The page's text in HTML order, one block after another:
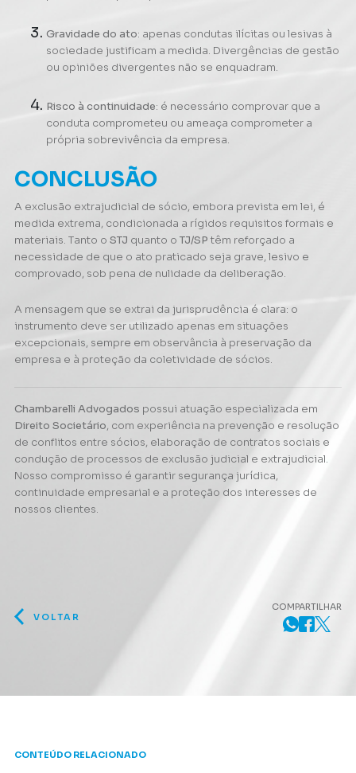
Gravidade do ato: apenas condutas ilícitas ou lesivas à
sociedade justificam a medida. Divergências de gestão
ou opiniões divergentes não se enquadram.
Risco à continuidade: é necessário comprovar que a
conduta comprometeu ou ameaça comprometer a
própria sobrevivência da empresa.
CONCLUSÃO
A exclusão extrajudicial de sócio, embora prevista em lei, é
medida extrema, condicionada a rígidos requisitos formais e
materiais. Tanto o STJ quanto o TJ/SP têm reforçado a
necessidade de que o ato praticado seja grave, lesivo e
comprovado, sob pena de nulidade da deliberação.
A mensagem que se extrai da jurisprudência é clara: o
instrumento deve ser utilizado apenas em situações
excepcionais, sempre em observância à preservação da
empresa e à proteção da coletividade de sócios.
Chambarelli Advogados possui atuação especializada em
Direito Societário, com experiência na prevenção e resolução
de conflitos entre sócios, elaboração de contratos sociais e
condução de processos de exclusão judicial e extrajudicial.
Nosso compromisso é garantir segurança jurídica,
continuidade empresarial e a proteção dos interesses de
nossos clientes.
VOLTAR
COMPARTILHAR
CONTEÚDO RELACIONADO